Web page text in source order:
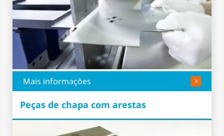
Mais informações
Peças de chapa com arestas